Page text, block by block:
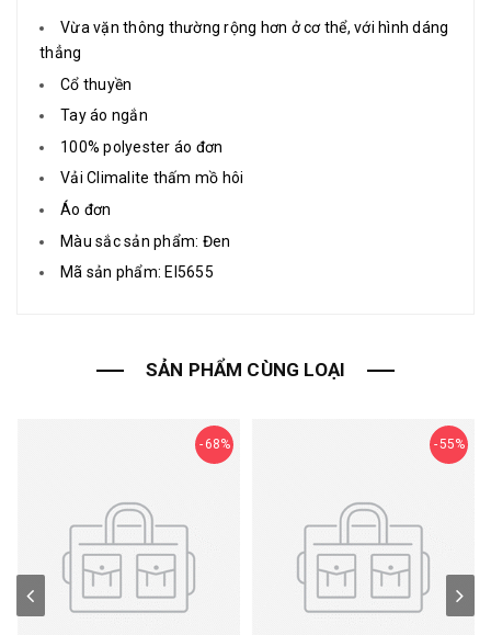
Vừa vặn thông thường rộng hơn ở cơ thể, với hình dáng
thẳng
Cổ thuyền
Tay áo ngắn
100% polyester áo đơn
Vải Climalite thấm mồ hôi
Áo đơn
Màu sắc sản phẩm: Đen
Mã sản phẩm: EI5655
SẢN PHẨM CÙNG LOẠI
68% 55%